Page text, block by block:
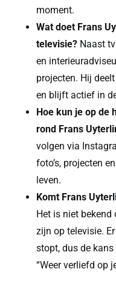
moment.
Wat doet Frans
televisie? Naast
en
projecten. Hij
en blijft actief in
Hoe kun je op de
rond Frans
volgen via
foto’s, projecten
leven.
Komt Frans
Het is niet bekend
zijn op televisie.
stopt, dus de
“Weer verliefd op